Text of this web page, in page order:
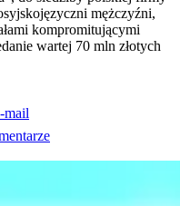
mężczyźni,
kompromitującymi
wartej 70 mln złotych
mail